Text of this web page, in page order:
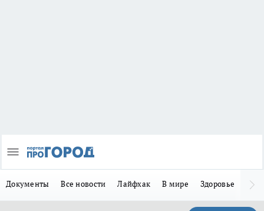
Документы Все новости Лайфхак В мире Здоровье